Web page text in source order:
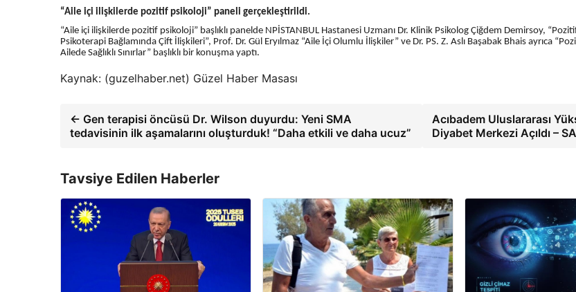
“Aile içi ilişkilerde pozitif psikoloji” paneli gerçekleştirildi.
“Aile içi ilişkilerde pozitif psikoloji” başlıklı panelde NPİSTANBUL Hastanesi Uzmanı Dr. Klinik Psikolog Çiğdem Demirsoy,
Psikoterapi Bağlamında Çift İlişkileri”, Prof. Dr. Gül Eryılmaz “Aile İçi Olumlu İlişkiler” ve Dr. PS. Z. Aslı Başabak Bhais ayrıca
Ailede Sağlıklı Sınırlar” başlıklı bir konuşma yaptı.
Kaynak: (guzelhaber.net) Güzel Haber Masası
← Gen terapisi öncüsü Dr. Wilson duyurdu: Yeni SMA
tedavisinin ilk aşamalarını oluşturduk! “Daha etkili ve daha ucuz”
Acıbadem Uluslararası
Diyabet Merkezi Açıldı –
Tavsiye Edilen Haberler